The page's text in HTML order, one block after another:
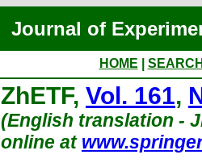
Journal of
HOME
ZhETF, Vol. 161,
(English translation -
online at